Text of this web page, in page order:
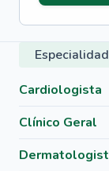
Cardiologista
Clínico Geral